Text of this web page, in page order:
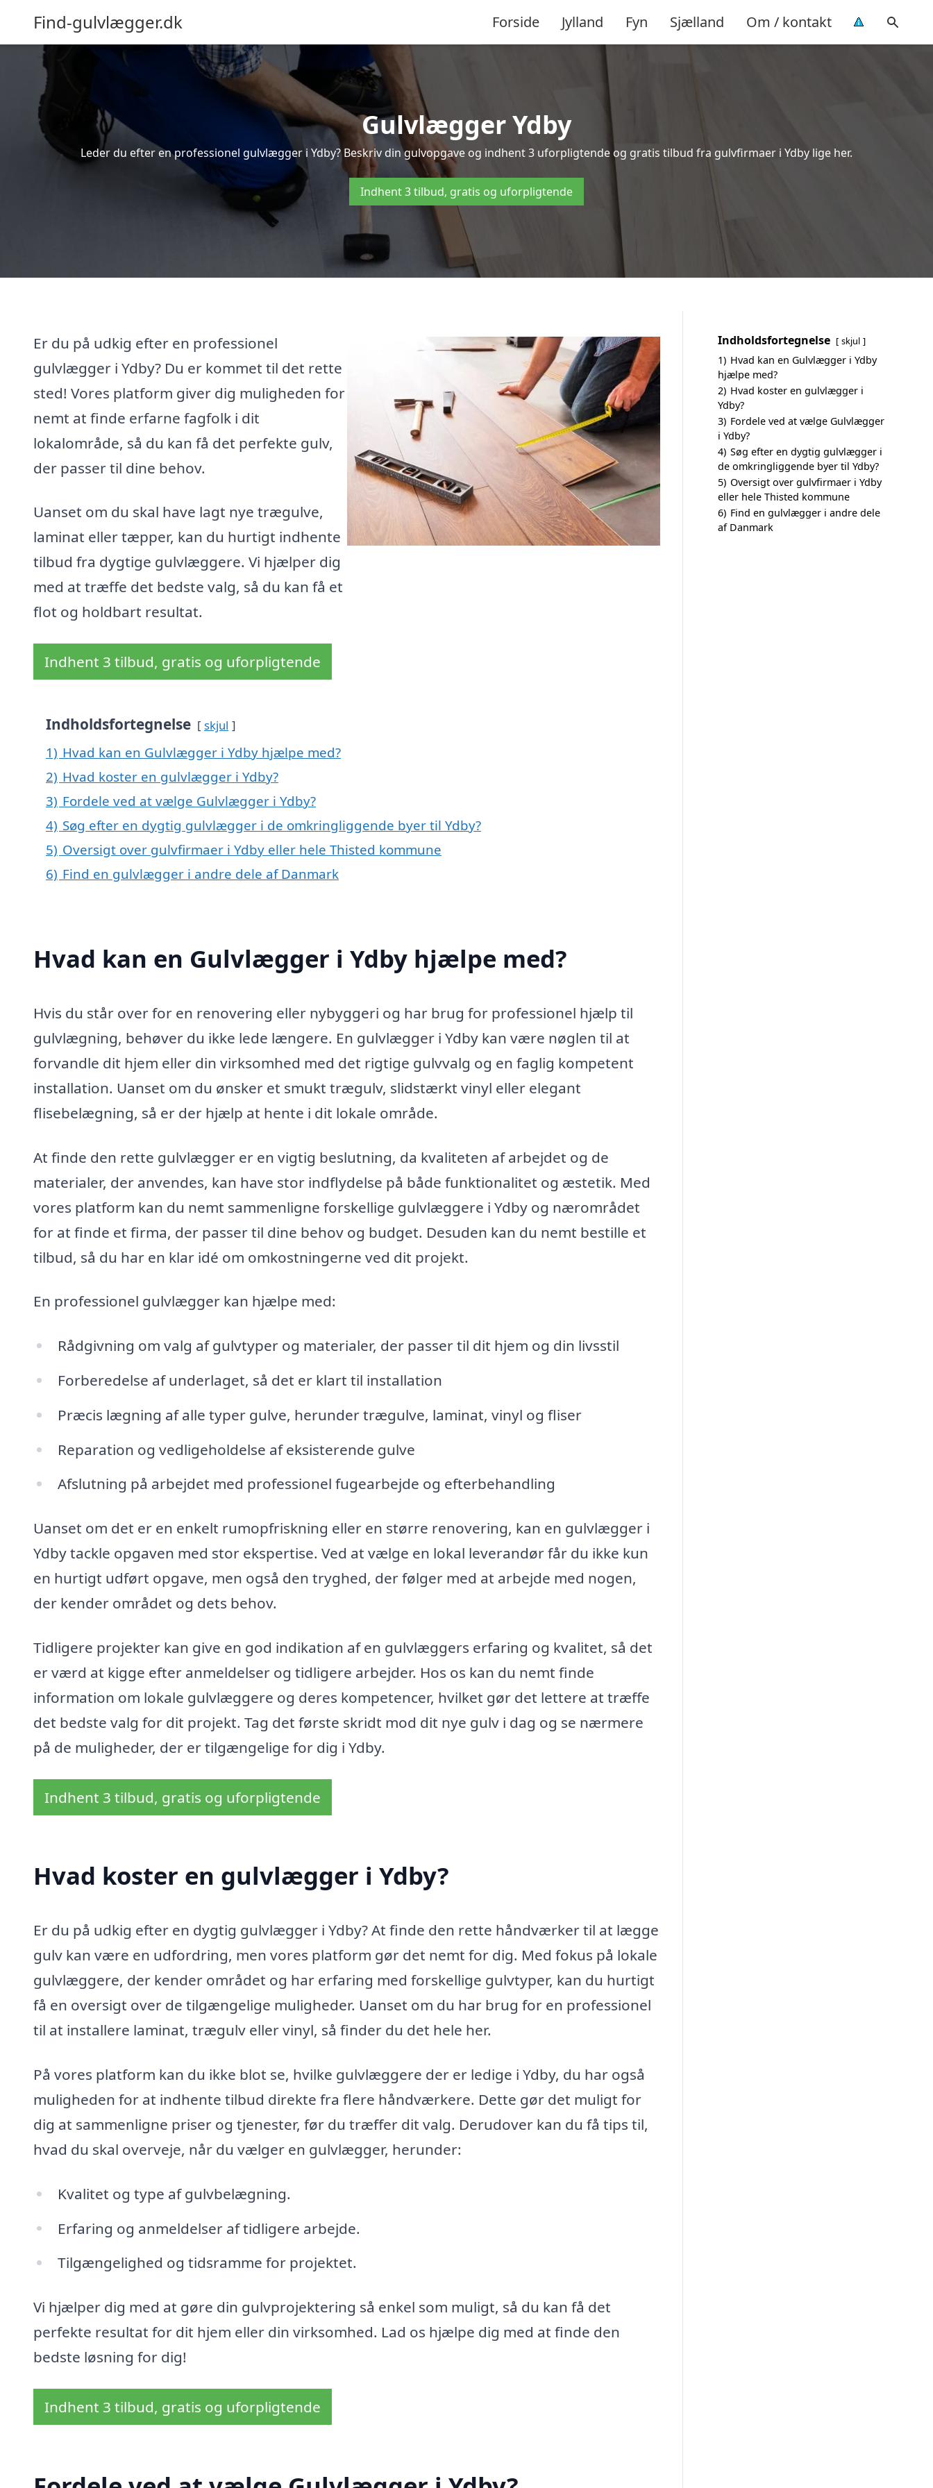
Find-gulvlægger.dk Forside Jylland Fyn Sjælland Om / kontakt
Gulvlægger Ydby
Leder du efter en professionel gulvlægger i Ydby? Beskriv din gulvopgave og indhent 3 uforpligtende og gratis tilbud fra gulvfirmaer i Ydby lige her.
Indhent 3 tilbud, gratis og uforpligtende
Er du på udkig efter en professionel
gulvlægger i Ydby? Du er kommet til det rette
sted! Vores platform giver dig muligheden for
nemt at finde erfarne fagfolk i dit
lokalområde, så du kan få det perfekte gulv,
der passer til dine behov.
Uanset om du skal have lagt nye trægulve,
laminat eller tæpper, kan du hurtigt indhente
tilbud fra dygtige gulvlæggere. Vi hjælper dig
med at træffe det bedste valg, så du kan få et
flot og holdbart resultat.
Indhent 3 tilbud, gratis og uforpligtende
Indholdsfortegnelse skjul
1) Hvad kan en Gulvlægger i Ydby hjælpe med?
2) Hvad koster en gulvlægger i Ydby?
3) Fordele ved at vælge Gulvlægger i Ydby?
4) Søg efter en dygtig gulvlægger i de omkringliggende byer til Ydby?
5) Oversigt over gulvfirmaer i Ydby eller hele Thisted kommune
6) Find en gulvlægger i andre dele af Danmark
Hvad kan en Gulvlægger i Ydby hjælpe med?
Hvis du står over for en renovering eller nybyggeri og har brug for professionel hjælp til
gulvlægning, behøver du ikke lede længere. En gulvlægger i Ydby kan være nøglen til at
forvandle dit hjem eller din virksomhed med det rigtige gulvvalg og en faglig kompetent
installation. Uanset om du ønsker et smukt trægulv, slidstærkt vinyl eller elegant
flisebelægning, så er der hjælp at hente i dit lokale område.
At finde den rette gulvlægger er en vigtig beslutning, da kvaliteten af arbejdet og de
materialer, der anvendes, kan have stor indflydelse på både funktionalitet og æstetik. Med
vores platform kan du nemt sammenligne forskellige gulvlæggere i Ydby og nærområdet
for at finde et firma, der passer til dine behov og budget. Desuden kan du nemt bestille et
tilbud, så du har en klar idé om omkostningerne ved dit projekt.
En professionel gulvlægger kan hjælpe med:
Rådgivning om valg af gulvtyper og materialer, der passer til dit hjem og din livsstil
Forberedelse af underlaget, så det er klart til installation
Præcis lægning af alle typer gulve, herunder trægulve, laminat, vinyl og fliser
Reparation og vedligeholdelse af eksisterende gulve
Afslutning på arbejdet med professionel fugearbejde og efterbehandling
Uanset om det er en enkelt rumopfriskning eller en større renovering, kan en gulvlægger i
Ydby tackle opgaven med stor ekspertise. Ved at vælge en lokal leverandør får du ikke kun
en hurtigt udført opgave, men også den tryghed, der følger med at arbejde med nogen,
der kender området og dets behov.
Tidligere projekter kan give en god indikation af en gulvlæggers erfaring og kvalitet, så det
er værd at kigge efter anmeldelser og tidligere arbejder. Hos os kan du nemt finde
information om lokale gulvlæggere og deres kompetencer, hvilket gør det lettere at træffe
det bedste valg for dit projekt. Tag det første skridt mod dit nye gulv i dag og se nærmere
på de muligheder, der er tilgængelige for dig i Ydby.
Indhent 3 tilbud, gratis og uforpligtende
Hvad koster en gulvlægger i Ydby?
Er du på udkig efter en dygtig gulvlægger i Ydby? At finde den rette håndværker til at lægge
gulv kan være en udfordring, men vores platform gør det nemt for dig. Med fokus på lokale
gulvlæggere, der kender området og har erfaring med forskellige gulvtyper, kan du hurtigt
få en oversigt over de tilgængelige muligheder. Uanset om du har brug for en professionel
til at installere laminat, trægulv eller vinyl, så finder du det hele her.
På vores platform kan du ikke blot se, hvilke gulvlæggere der er ledige i Ydby, du har også
muligheden for at indhente tilbud direkte fra flere håndværkere. Dette gør det muligt for
dig at sammenligne priser og tjenester, før du træffer dit valg. Derudover kan du få tips til,
hvad du skal overveje, når du vælger en gulvlægger, herunder:
Kvalitet og type af gulvbelægning.
Erfaring og anmeldelser af tidligere arbejde.
Tilgængelighed og tidsramme for projektet.
Vi hjælper dig med at gøre din gulvprojektering så enkel som muligt, så du kan få det
perfekte resultat for dit hjem eller din virksomhed. Lad os hjælpe dig med at finde den
bedste løsning for dig!
Indhent 3 tilbud, gratis og uforpligtende
Indholdsfortegnelse skjul
1) Hvad kan en Gulvlægger i Ydby
hjælpe med?
2) Hvad koster en gulvlægger i
Ydby?
3) Fordele ved at vælge Gulvlægger
i Ydby?
4) Søg efter en dygtig gulvlægger i
de omkringliggende byer til Ydby?
5) Oversigt over gulvfirmaer i Ydby
eller hele Thisted kommune
6) Find en gulvlægger i andre dele
af Danmark